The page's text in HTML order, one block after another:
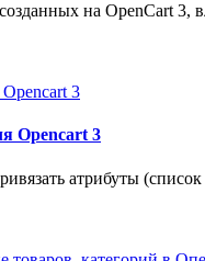
на OpenCart 3,
Opencart 3
атрибуты (список